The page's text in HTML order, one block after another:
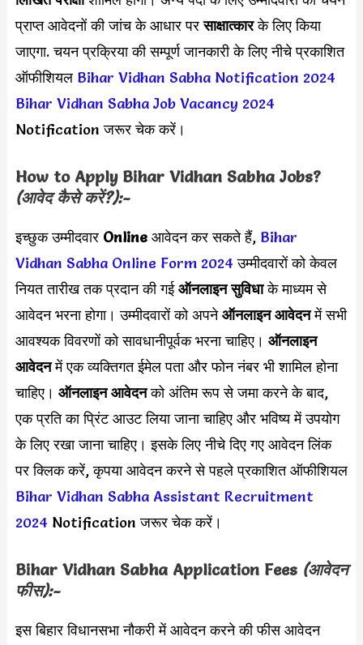
प्राप्त आवेदनों की जांच के आधार परसाक्षात्कारके लिए किया
जाएगा. चयन प्रक्रिया की सम्पूर्ण जानकारी के लिए नीचे प्रकाशित
ऑफीशियल Bihar Vidhan Sabha Notification 2024
Bihar Vidhan Sabha Job Vacancy 2024
Notification जरूर चेक करें।
How to Apply Bihar Vidhan Sabha Jobs?
(आवेद कैसे करें?):-
इच्छुक उम्मीदवार Online आवेदन कर सकते हैं, Bihar
Vidhan Sabha Online Form 2024 उम्मीदवारों को केवल
नियत तारीख तक प्रदान की गईऑनलाइन सुविधाके माध्यम से
आवेदन भरना होगा। उम्मीदवारों को अपनेऑनलाइन आवेदनमें सभी
आवश्यक विवरणों को सावधानीपूर्वक भरना चाहिए। ऑनलाइन
आवेदनमें एक व्यक्तिगत ईमेल पता और फोन नंबर भी शामिल होना
चाहिए। ऑनलाइन आवेदनको अंतिम रूप से जमा करने के बाद,
एक प्रति का प्रिंट आउट लिया जाना चाहिए और भविष्य में उपयोग
के लिए रखा जाना चाहिए। इसके लिए नीचे दिए गए आवेदन लिंक
पर क्लिक करें, कृपया आवेदन करने से पहले प्रकाशित ऑफीशियल
Bihar Vidhan Sabha Assistant Recruitment
2024 Notification जरूर चेक करें।
Bihar Vidhan Sabha Application Fees (आवेदन
फीस):-
इस बिहार विधानसभा नौकरी में आवेदन करने की फीस आवेदन